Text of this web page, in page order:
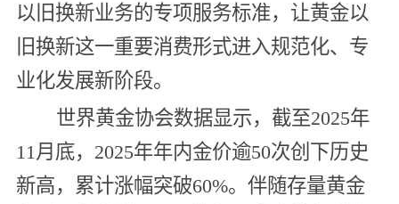
以旧换新业务的专项服务标准，让黄金以
旧换新这一重要消费形式进入规范化、专
业化发展新阶段。
世界黄金协会数据显示，截至2025年
11月底，2025年年内金价逾50次创下历史
新高，累计涨幅突破60%。伴随存量黄金